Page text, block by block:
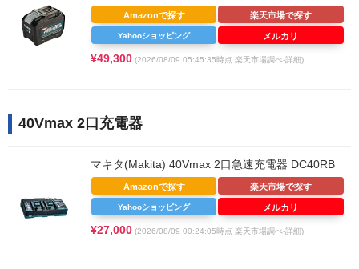
¥49,300 (2026/08/09 05:45:35時点 楽天市場調べ-詳細)
Amazonで探す 楽天市場で探す
Yahooショッピング メルカリ
40Vmax 2口充電器
マキタ(Makita) 40Vmax 2口急速充電器 DC40RB
¥27,000 (2026/08/09 00:24:05時点 楽天市場調べ-詳細)
Amazonで探す 楽天市場で探す
Yahooショッピング メルカリ